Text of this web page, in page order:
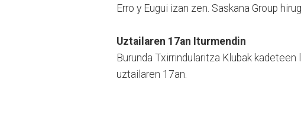
Erro y Eugui izan zen. Saskana Group
Uztailaren 17an Iturmendin
Burunda Txirrindularitza Klubak
uztailaren 17an.